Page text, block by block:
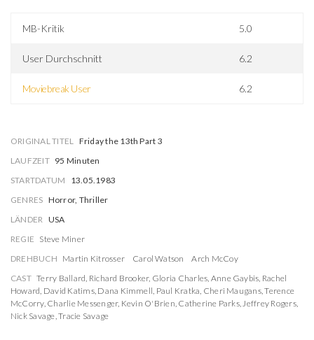
MB-Kritik 5.0
User Durchschnitt 6.2
Moviebreak User 6.2
ORIGINAL TITEL Friday the 13th Part 3
LAUFZEIT 95 Minuten
STARTDATUM
13.05.1983
GENRES Horror, Thriller
LÄNDER USA
REGIE Steve Miner
DREHBUCH Martin Kitrosser Carol Watson
Arch McCoy
CAST Terry Ballard, Richard Brooker, Gloria Charles, Anne Gaybis, Rachel
Howard, David Katims, Dana Kimmell, Paul Kratka, Cheri Maugans,Terence
McCorry, Charlie Messenger, Kevin O'Brien, Catherine Parks,Jeffrey Rogers,
Nick Savage,Tracie Savage